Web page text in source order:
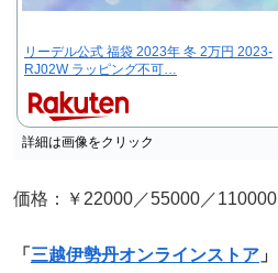
リーデル公式 福袋 2023年 冬 2万円 2023-
RJ02W ラッピング不可…
詳細は画像をクリック
価格：￥22000／55000／110000
「 三越伊勢丹オンラインストア 」